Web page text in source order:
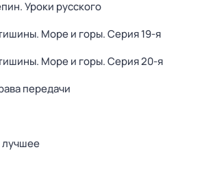
Уроки русского
Море и горы. Серия 19-я
Море и горы. Серия 20-я
передачи